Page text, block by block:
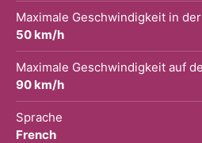
Maximale Geschwindigkeit in
50 km/h
Maximale Geschwindigkeit auf
90 km/h
Sprache
French